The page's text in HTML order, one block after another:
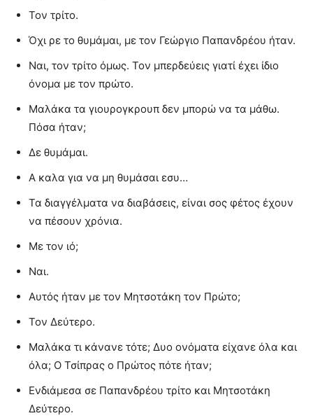
Τον τρίτο.
Όχι ρε το θυμάμαι, με τον Γεώργιο Παπανδρέου ήταν.
Ναι, τον τρίτο όμως. Τον μπερδεύεις γιατί έχει ίδιο
όνομα με τον πρώτο.
Μαλάκα τα γιουρογκρουπ δεν μπορώ να τα μάθω.
Πόσα ήταν;
Δε θυμάμαι.
Α καλα για να μη θυμάσαι εσυ…
Τα διαγγέλματα να διαβάσεις, είναι σος φέτος έχουν
να πέσουν χρόνια.
Με τον ιό;
Ναι.
Αυτός ήταν με τον Μητσοτάκη τον Πρώτο;
Τον Δεύτερο.
Μαλάκα τι κάνανε τότε; Δυο ονόματα είχανε όλα και
όλα; Ο Τσίπρας ο Πρώτος πότε ήταν;
Ενδιάμεσα σε Παπανδρέου τρίτο και Μητσοτάκη
Δεύτερο.